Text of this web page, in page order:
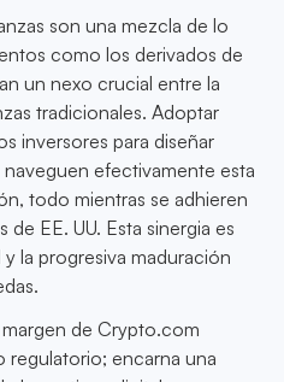
son una mezcla de lo
como los derivados de
un nexo crucial entre la
tradicionales. Adoptar
inversores para diseñar
efectivamente esta
todo mientras se adhieren
EE. UU. Esta sinergia es
la progresiva maduración
de Crypto.com
encarna una